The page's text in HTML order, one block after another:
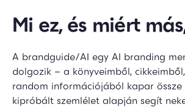
Mi ez, és miért
A brandguide/AI egy AI branding
dolgozik – a könyveimből,
random információjából kapar össze
kipróbált szemlélet alapján segít